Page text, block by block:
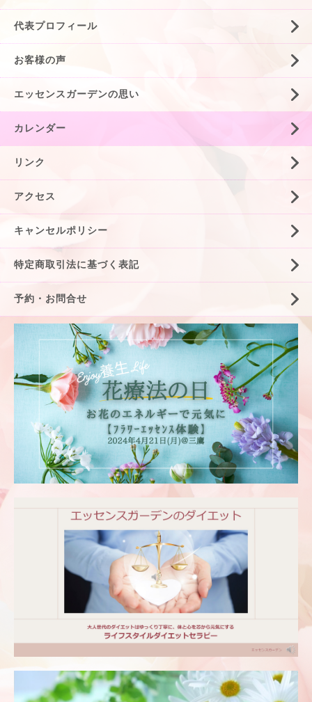
代表プロフィール
お客様の声
エッセンスガーデンの思い
カレンダー
リンク
アクセス
キャンセルポリシー
特定商取引法に基づく表記
予約・お問合せ